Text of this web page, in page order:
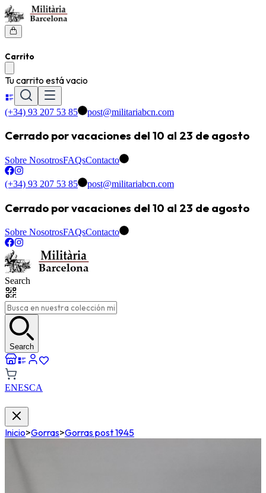
Carrito
Tu carrito está vacio
(+34) 93 207 53 85 post@militariabcn.com
Cerrado por vacaciones del 10 al 23 de agosto
Sobre NosotrosFAQsContacto
(+34) 93 207 53 85 post@militariabcn.com
Cerrado por vacaciones del 10 al 23 de agosto
Sobre NosotrosFAQsContacto
Search
Search
ENESCA
Inicio>Gorras>Gorras post 1945